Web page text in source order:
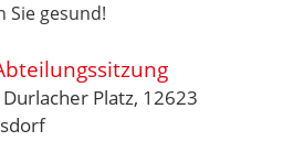
Sie gesund!
Durlacher Platz, 12623